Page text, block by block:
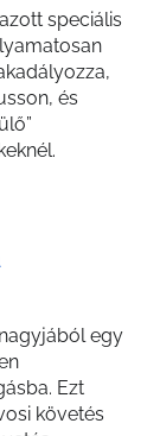
speciális
és
egy
Ezt
követés